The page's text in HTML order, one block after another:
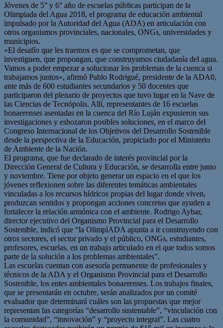
Jóvenes de 5° y 6° año de escuelas públicas participan de la
Olimpiada del Agua 2018, el programa de educación ambiental
impulsado por la Autoridad del Agua (ADA) en articulación con
otros organismos provinciales, nacionales, ONGs, universidades y
municipios.
«El desafío que les traemos es que se comprometan, que
investiguen, que propongan, que construyamos ciudadanía del agua.
Vamos a poder empezar a solucionar los problemas de la cuenca si
trabajamos juntos», afirmó Pablo Rodrigué, presidente de la ADA0,
ante más de 600 estudiantes secundarios y 50 docentes que
participaron del plenario de proyectos que tuvo lugar en la Nave de
las Ciencias de Tecnópolis. Allí, representantes de 16 escuelas
bonaerenses asentadas en la cuenca del Río Luján expusieron sus
investigaciones y esbozaron posibles soluciones, en el marco del
Congreso Internacional de los Objetivos del Desarrollo Sostenible
desde la perspectiva de la Educación, propiciado por el Ministerio
de Ambiente de la Nación.
El programa, que fue declarado de interés provincial por la
Dirección General de Cultura y Educación, se desarrolla entre junio
y noviembre. Tiene por objeto generar un espacio en el que los
jóvenes reflexionen sobre las diferentes temáticas ambientales
vinculadas a los recursos hídricos propias del lugar donde viven,
produzcan sentidos y propongan acciones concretas que ayuden a
fortalecer la relación armónica con el ambiente. Rodrigo Aybar,
director ejecutivo del Organismo Provincial para el Desarrollo
Sostenible, indicó que “la OlimpìADA apunta a ir construyendo con
otros sectores, el sector privado y el público, ONGs, estudiantes,
profesores, escuelas, en un trabajo articulado en el que todos somos
parte de la solución a los problemas ambientales”.
Las escuelas cuentan con asesoría permanente de profesionales y
técnicos de la ADA y el Organismo Provincial para el Desarrollo
Sostenible, los entes ambientales bonaerenses. Los trabajos finales,
que se presentarán en octubre, serán analizados por un comité
evaluador que determinará cuáles son las propuestas que mejor
representan las categorías “desarrollo sustentable”, “vinculación con
la comunidad”, “innovación” y “proyecto integral”. Las cuatro